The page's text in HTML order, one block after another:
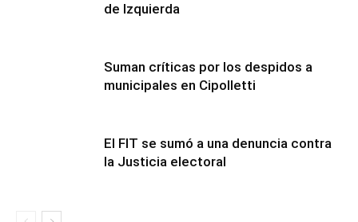
de Izquierda
Suman críticas por los despidos a
municipales en Cipolletti
El FIT se sumó a una denuncia contra
la Justicia electoral